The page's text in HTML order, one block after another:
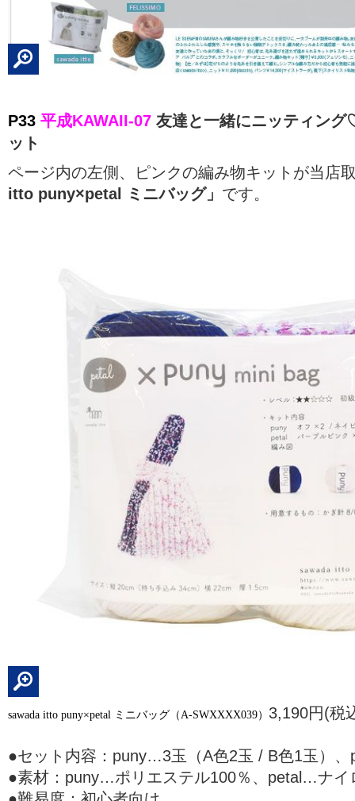
P33 平成KAWAII-07 友達と一緒にニッティン
ット
ページ内の左側、ピンクの編み物キットが当店
itto puny×petal ミニバッグ」 です。
sawada itto puny×petal ミニバッグ（A-SWXXXX039） 3,190円(税
●セット内容：puny…3玉（A色2玉 / B色1玉）
●素材：puny…ポリエステル100％、petal…ナイ